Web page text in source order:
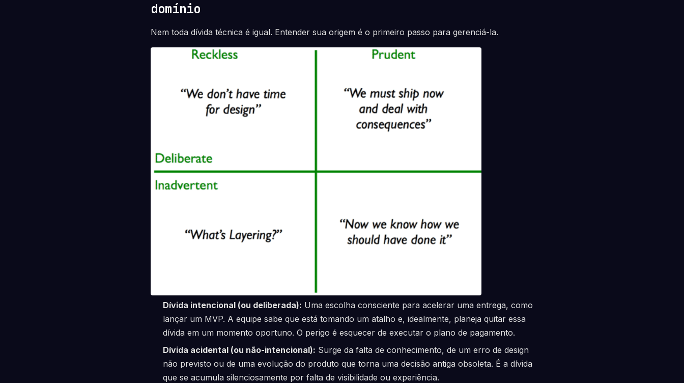
domínio
Nem toda dívida técnica é igual. Entender sua origem é o primeiro passo para gerenciá-la.
Dívida intencional (ou deliberada): Uma escolha consciente para acelerar uma entrega, como
lançar um MVP. A equipe sabe que está tomando um atalho e, idealmente, planeja quitar essa
dívida em um momento oportuno. O perigo é esquecer de executar o plano de pagamento.
Dívida acidental (ou não-intencional): Surge da falta de conhecimento, de um erro de design
não previsto ou de uma evolução do produto que torna uma decisão antiga obsoleta. É a dívida
que se acumula silenciosamente por falta de visibilidade ou experiência.